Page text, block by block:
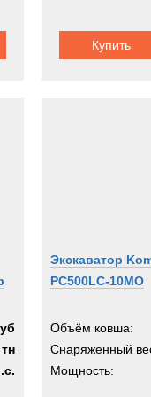
Купить
Экскаватор
PC500LC-10MO
Объём ковша:
Снаряженный
Мощность: